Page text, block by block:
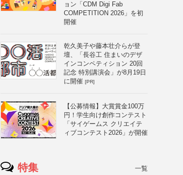
ョン「CDM Digi Fab
COMPETITION 2026」を初
開催
乾久美子や藤本壮介らが登
壇、「長谷工 住まいのデザ
インコンペティション 20回
記念 特別講演会」が8月19日
に開催 [PR]
【公募情報】大賞賞金100万
円！学生向け創作コンテスト
「サイゲームス クリエイテ
ィブコンテスト2026」が開催
特集 一覧